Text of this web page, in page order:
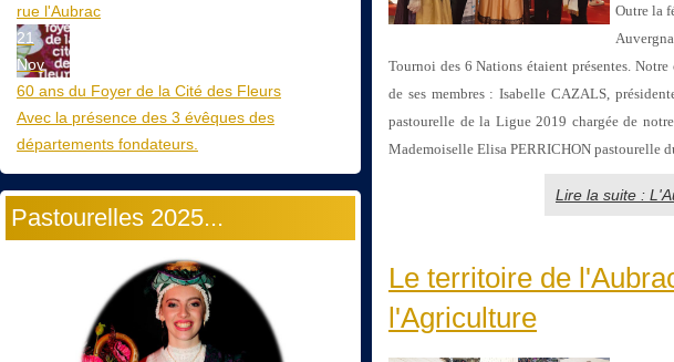
rue l'Aubrac
21
Nov
60 ans du Foyer de la Cité des Fleurs
Avec la présence des 3 évêques des
départements fondateurs.
Pastourelles 2025...
Outre la
Tournoi des 6 Nations étaient présentes.
de ses membres : Isabelle CAZALS,
pastourelle de la Ligue 2019 chargée de
Mademoiselle Elisa PERRICHON pastourelle
Lire la suite :
Le territoire de
l'Agriculture